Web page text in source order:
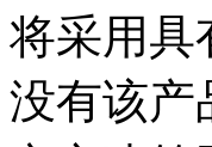
将采用具
没有该产